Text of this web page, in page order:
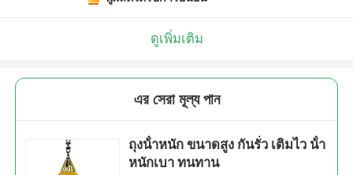
ดูเพิ่มเติม
এর সেরা মূল্য পান
ถุงน้ําหนัก ขนาดสูง กันรั่ว เติมไว น้ํา
หนักเบา ทนทาน